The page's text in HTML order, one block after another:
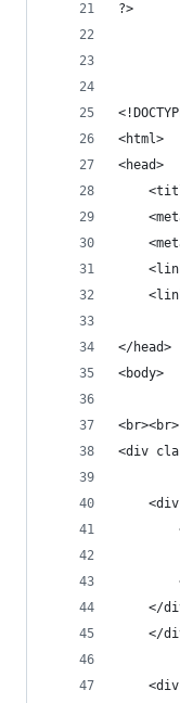
?>
<html>
<head>
</head>
<body>
<br><br>
<div
</
</